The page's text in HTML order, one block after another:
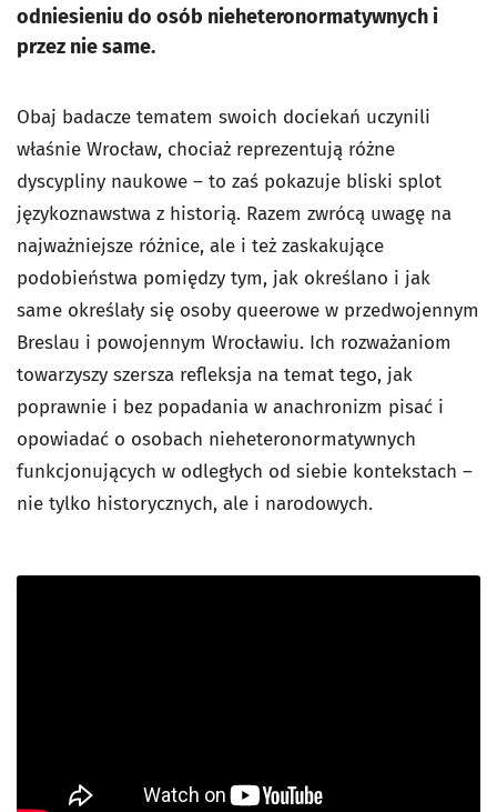
odniesieniu do osób nieheteronormatywnych i
przez nie same.
Obaj badacze tematem swoich dociekań uczynili
właśnie Wrocław, chociaż reprezentują różne
dyscypliny naukowe – to zaś pokazuje bliski splot
językoznawstwa z historią. Razem zwrócą uwagę na
najważniejsze różnice, ale i też zaskakujące
podobieństwa pomiędzy tym, jak określano i jak
same określały się osoby queerowe w przedwojennym
Breslau i powojennym Wrocławiu. Ich rozważaniom
towarzyszy szersza refleksja na temat tego, jak
poprawnie i bez popadania w anachronizm pisać i
opowiadać o osobach nieheteronormatywnych
funkcjonujących w odległych od siebie kontekstach –
nie tylko historycznych, ale i narodowych.